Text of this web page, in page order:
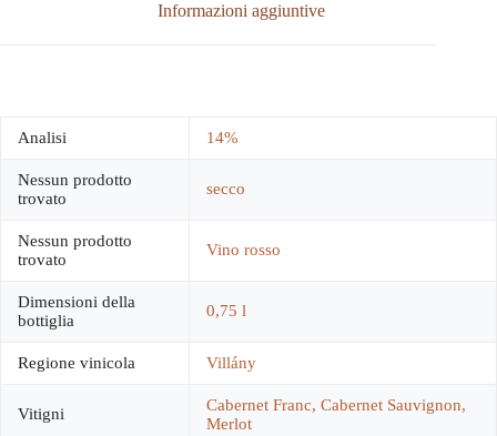
Informazioni aggiuntive
Analisi 14%
Nessun prodotto
trovato
secco
Nessun prodotto
trovato
Vino rosso
Dimensioni della
bottiglia
0,75 l
Regione vinicola Villány
Vitigni
Cabernet Franc, Cabernet Sauvignon,
Merlot